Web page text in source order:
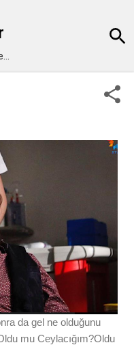
da gel ne olduğunu
mu Ceylacığım?Oldu